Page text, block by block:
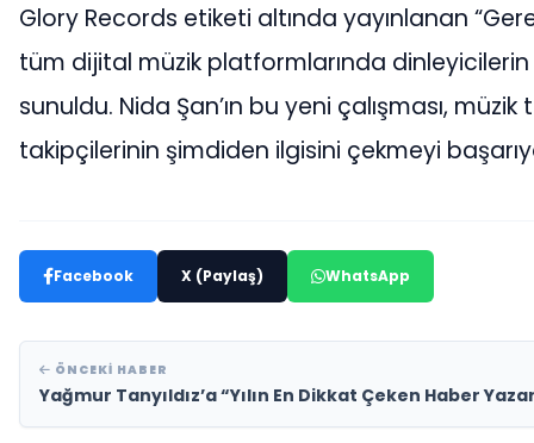
Glory Records etiketi altında yayınlanan
tüm dijital müzik platformlarında
sunuldu. Nida Şan’ın bu yeni çalışması,
takipçilerinin şimdiden ilgisini çekmeyi
Facebook X (Paylaş) WhatsApp
ÖNCEKI HABER
Yağmur Tanyıldız’a “Yılın En Dikkat Çeken Haber